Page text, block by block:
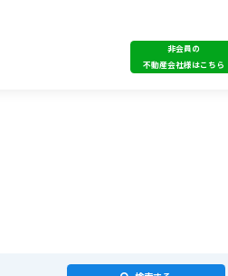
非会員の
不動産会社様はこちら